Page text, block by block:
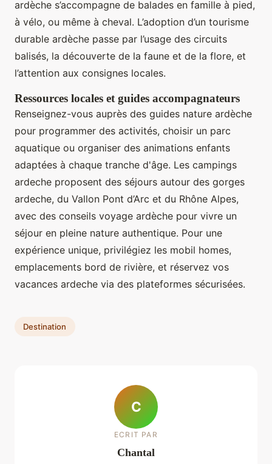
ardèche s’accompagne de balades en famille à pied,
à vélo, ou même à cheval. L’adoption d’un tourisme
durable ardèche passe par l’usage des circuits
balisés, la découverte de la faune et de la flore, et
l’attention aux consignes locales.
Ressources locales et guides accompagnateurs
Renseignez-vous auprès des guides nature ardèche
pour programmer des activités, choisir un parc
aquatique ou organiser des animations enfants
adaptées à chaque tranche d'âge. Les campings
ardeche proposent des séjours autour des gorges
ardeche, du Vallon Pont d’Arc et du Rhône Alpes,
avec des conseils voyage ardèche pour vivre un
séjour en pleine nature authentique. Pour une
expérience unique, privilégiez les mobil homes,
emplacements bord de rivière, et réservez vos
vacances ardeche via des plateformes sécurisées.
Destination
C
ECRIT PAR
Chantal